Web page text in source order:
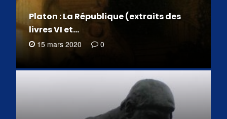
Platon : La République (extraits des
livres VI et…
15 mars 2020 0